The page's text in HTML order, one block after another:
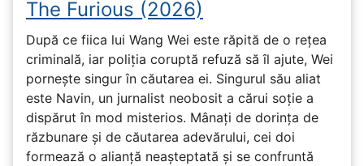
The Furious (2026)
După ce fiica lui Wang Wei este răpită de o rețea
criminală, iar poliția coruptă refuză să îl ajute, Wei
pornește singur în căutarea ei. Singurul său aliat
este Navin, un jurnalist neobosit a cărui soție a
dispărut în mod misterios. Mânați de dorința de
răzbunare și de căutarea adevărului, cei doi
formează o alianță neașteptată și se confruntă